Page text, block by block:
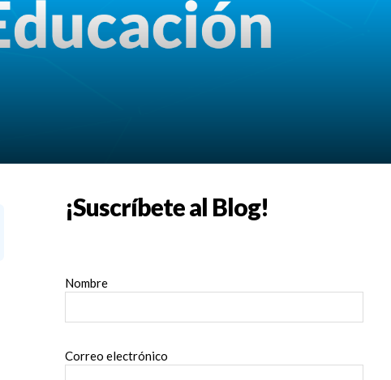
¡Suscríbete al Blog!
Nombre
Correo electrónico